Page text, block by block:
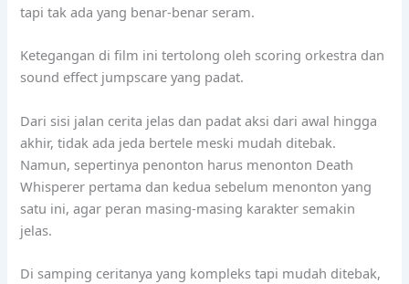
tapi tak ada yang benar-benar seram.
Ketegangan di film ini tertolong oleh scoring orkestra dan
sound effect jumpscare yang padat.
Dari sisi jalan cerita jelas dan padat aksi dari awal hingga
akhir, tidak ada jeda bertele meski mudah ditebak.
Namun, sepertinya penonton harus menonton Death
Whisperer pertama dan kedua sebelum menonton yang
satu ini, agar peran masing-masing karakter semakin
jelas.
Di samping ceritanya yang kompleks tapi mudah ditebak,